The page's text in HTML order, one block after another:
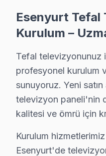
Esenyurt Tefal Servis
Mevlana mahallesi
Tefal Servis Merkezi →
Namık Kemal Tefal
Esenyurt genelinde
Necip Fazıl
Esenyurt Tefal
Kurulum –
Tefal televizyonunuz
profesyonel kurulum
sunuyoruz. Yeni satın
televizyon paneli'nin
kalitesi ve ömrü için
Kurulum
Esenyurt'de